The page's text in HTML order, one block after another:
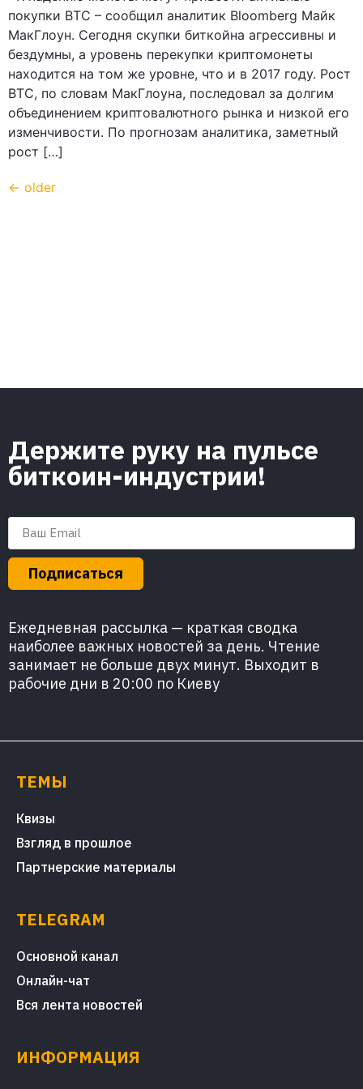
покупки ВТС – сообщил аналитик Bloomberg Майк
МакГлоун. Сегодня скупки биткойна агрессивны и
бездумны, а уровень перекупки криптомонеты
находится на том же уровне, что и в 2017 году. Рост
ВТС, по словам МакГлоуна, последовал за долгим
объединением криптовалютного рынка и низкой его
изменчивости. По прогнозам аналитика, заметный
рост […]
← older
Держите руку на пульсе
биткоин-индустрии!
Подписаться
Ежедневная рассылка — краткая сводка
наиболее важных новостей за день. Чтение
занимает не больше двух минут. Выходит в
рабочие дни в 20:00 по Киеву
ТЕМЫ
Квизы
Взгляд в прошлое
Партнерские материалы
TELEGRAM
Основной канал
Онлайн-чат
Вся лента новостей
ИНФОРМАЦИЯ